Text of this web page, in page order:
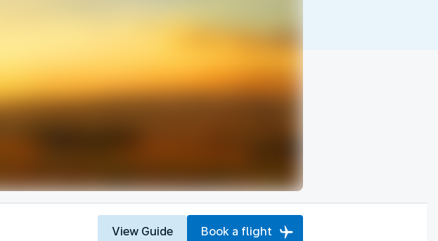
View Guide Book a flight